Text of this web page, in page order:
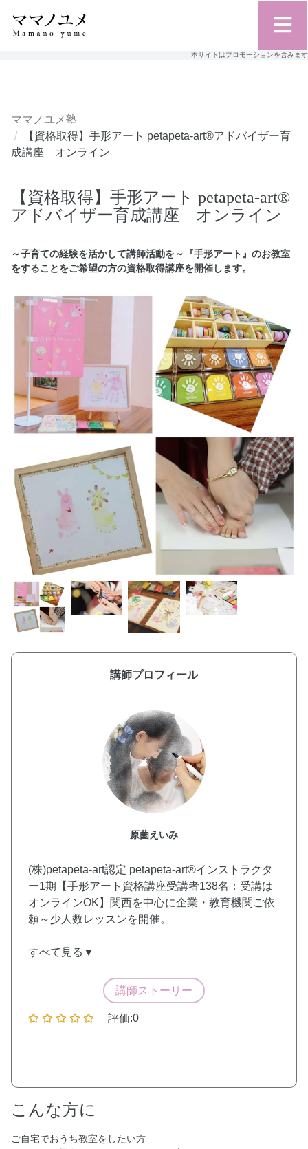
本サイトはプロモーションを含みます
ママノユメ塾
【資格取得】手形アート petapeta-art®アドバイザー育
成講座 オンライン
【資格取得】手形アート petapeta-art®
アドバイザー育成講座 オンライン
～子育ての経験を活かして講師活動を～『手形アート』のお教室
をすることをご希望の方の資格取得講座を開催します。
講師プロフィール
原薗えいみ
(株)petapeta-art認定 petapeta-art®︎インストラクタ
ー1期【手形アート資格講座受講者138名：受講は
オンラインOK】関西を中心に企業・教育機関ご依
頼～少人数レッスンを開催。
すべて見る▼
講師ストーリー
評価:0
こんな方に
ご自宅でおうち教室をしたい方